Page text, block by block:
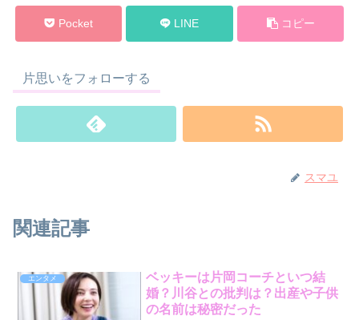
Pocket LINE コピー
片思いをフォローする
スマユ
関連記事
エンタメ
ベッキーは片岡コーチといつ結
婚？川谷との批判は？出産や子供
の名前は秘密だった